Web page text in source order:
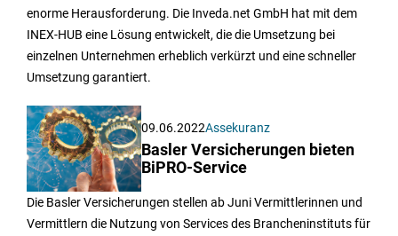
enorme Herausforderung. Die Inveda.net GmbH hat mit dem
INEX-HUB eine Lösung entwickelt, die die Umsetzung bei
einzelnen Unternehmen erheblich verkürzt und eine schneller
Umsetzung garantiert.
09.06.2022Assekuranz
Basler Versicherungen bieten
BiPRO-Service
Die Basler Versicherungen stellen ab Juni Vermittlerinnen und
Vermittlern die Nutzung von Services des Brancheninstituts für